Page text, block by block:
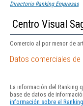
Directorio Ranking Empresas
Centro Visual
Comercio al por menor de
Datos comerciales de
La información del Ranking
base de datos de
información sobre el